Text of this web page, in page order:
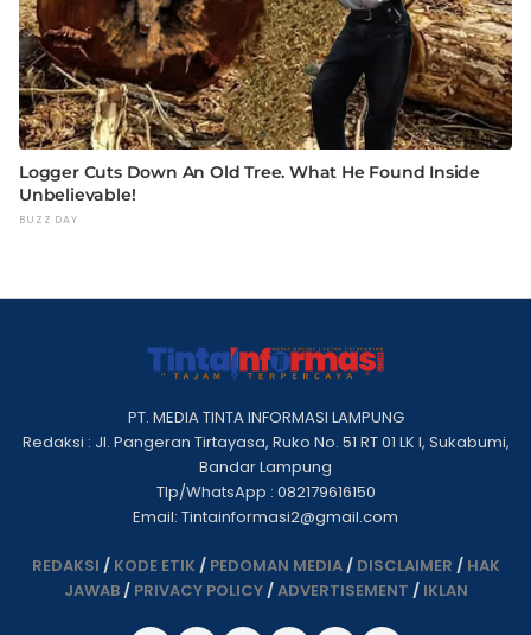
PT. MEDIA TINTA INFORMASI LAMPUNG
Redaksi : Jl. Pangeran Tirtayasa, Ruko No. 51 RT 01 LK I, Sukabumi,
Bandar Lampung
Tlp/WhatsApp : 082179616150
Email: Tintainformasi2@gmail.com
REDAKSI / KODE ETIK / PEDOMAN MEDIA/ DISCLAIMER / HAK
JAWAB/ PRIVACY POLICY/ADVERTISEMENT / IKLAN